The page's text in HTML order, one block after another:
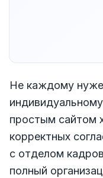
Не каждому
простым сайтом
корректных
с отделом
полный